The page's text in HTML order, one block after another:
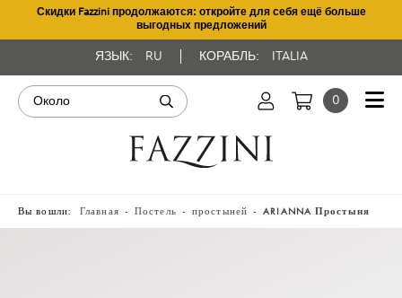
Скидки Fazzini продолжаются: откройте для себя ещё больше
выгодных предложений
ЯЗЫК: RU КОРАБЛЬ: ITALIA
0
Вы вошли: Главная Постель простыней ARIANNA Простыня